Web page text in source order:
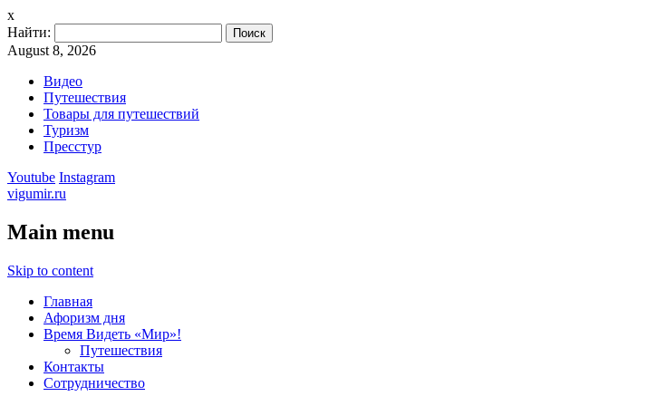
x
Найти:
August 8, 2026
Видео
Путешествия
Товары для путешествий
Туризм
Пресстур
Youtube Instagram
vigumir.ru
Main menu
Skip to content
Главная
Афоризм дня
Время Видеть «Мир»!
Путешествия
Контакты
Сотрудничество